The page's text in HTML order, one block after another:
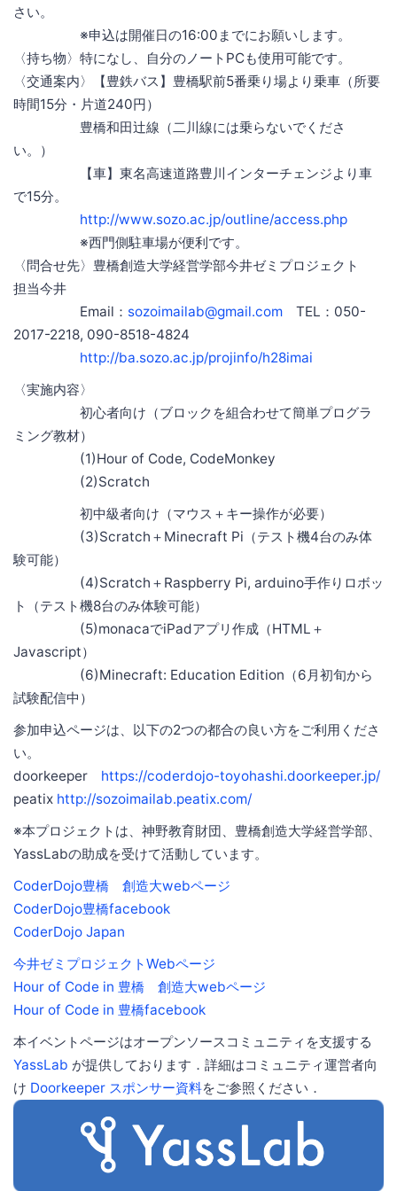
さい。
※申込は開催日の16:00までにお願いします。
〈持ち物〉特になし、自分のノートPCも使用可能です。
〈交通案内〉【豊鉄バス】豊橋駅前5番乗り場より乗車（所要
時間15分・片道240円）
豊橋和田辻線（二川線には乗らないでくださ
い。）
【車】東名高速道路豊川インターチェンジより車
で15分。
http://www.sozo.ac.jp/outline/access.php
※西門側駐車場が便利です。
〈問合せ先〉豊橋創造大学経営学部今井ゼミプロジェクト
担当今井
Email： sozoimailab@gmail.com TEL：050-
2017-2218, 090-8518-4824
http://ba.sozo.ac.jp/projinfo/h28imai
〈実施内容〉
初心者向け（ブロックを組合わせて簡単プログラ
ミング教材）
(1)Hour of Code, CodeMonkey
(2)Scratch
初中級者向け（マウス＋キー操作が必要）
(3)Scratch＋Minecraft Pi（テスト機4台のみ体
験可能）
(4)Scratch＋Raspberry Pi, arduino手作りロボッ
ト（テスト機8台のみ体験可能）
(5)monacaでiPadアプリ作成（HTML＋
Javascript）
(6)Minecraft: Education Edition（6月初旬から
試験配信中）
参加申込ページは、以下の2つの都合の良い方をご利用くださ
い。
doorkeeper https://coderdojo-toyohashi.doorkeeper.jp/
peatix http://sozoimailab.peatix.com/
※本プロジェクトは、神野教育財団、豊橋創造大学経営学部、
YassLabの助成を受けて活動しています。
CoderDojo豊橋 創造大webページ
CoderDojo豊橋facebook
CoderDojo Japan
今井ゼミプロジェクトWebページ
Hour of Code in 豊橋 創造大webページ
Hour of Code in 豊橋facebook
本イベントページはオープンソースコミュニティを支援する
YassLab が提供しております．詳細はコミュニティ運営者向
け Doorkeeper スポンサー資料をご参照ください．